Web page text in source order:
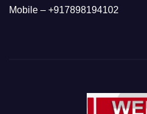
Mobile – +917898194102